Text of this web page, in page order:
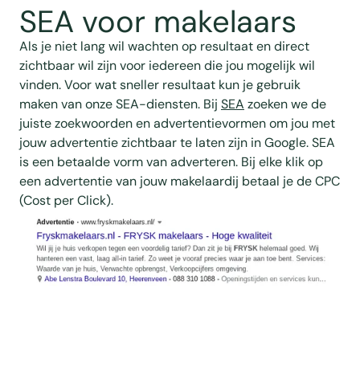
SEA voor makelaars
Als je niet lang wil wachten op resultaat en direct
zichtbaar wil zijn voor iedereen die jou mogelijk wil
vinden. Voor wat sneller resultaat kun je gebruik
maken van onze SEA-diensten. Bij SEA zoeken we de
juiste zoekwoorden en advertentievormen om jou met
jouw advertentie zichtbaar te laten zijn in Google. SEA
is een betaalde vorm van adverteren. Bij elke klik op
een advertentie van jouw makelaardij betaal je de CPC
(Cost per Click).